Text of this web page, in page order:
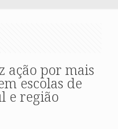
ação por mais
escolas de
e região